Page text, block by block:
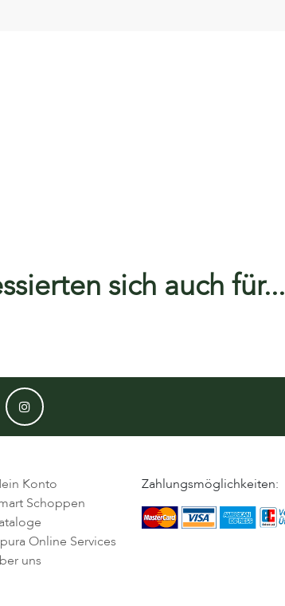
sich auch für...
Konto
Schoppen
Online Services
uns
Zahlungsmöglichkeiten: